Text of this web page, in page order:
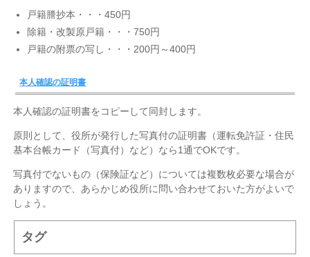
戸籍謄抄本・・・450円
除籍・改製原戸籍・・・750円
戸籍の附票の写し・・・200円～400円
本人確認の証明書
本人確認の証明書をコピーして同封します。
原則として、役所が発行した写真付の証明書（運転免許証・住民
基本台帳カード（写真付）など）なら1通でOKです。
写真付でないもの（保険証など）については複数枚必要な場合が
ありますので、あらかじめ役所に問い合わせておいた方がよいで
しょう。
タグ